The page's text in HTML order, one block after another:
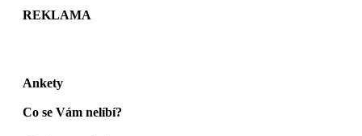
REKLAMA
Ankety
Co se Vám nelíbí?